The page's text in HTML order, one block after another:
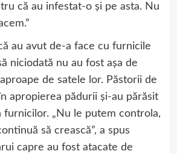
că au infestat-o și pe asta. Nu
au avut de-a face cu furnicile
niciodată nu au fost așa de
de satele lor. Păstorii de
apropierea pădurii și-au părăsit
furnicilor. „Nu le putem controla,
să crească”, a spus
capre au fost atacate de